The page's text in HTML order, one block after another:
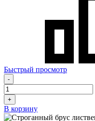
Быстрый просмотр
-
+
В корзину